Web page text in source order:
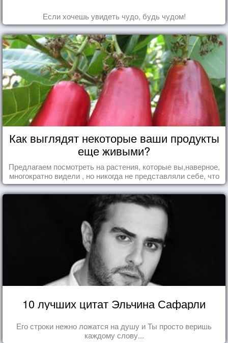
Если хочешь увидеть чудо, будь чудом!
Как выглядят некоторые ваши продукты
еще живыми?
Предлагаем посмотреть на растения, которые вы,наверное,
многократно видели , но никогда не представляли себе, что
употребляете их в пищу.
10 лучших цитат Эльчина Сафарли
Его строки нежно ложатся на душу и Ты просто веришь
каждому слову...